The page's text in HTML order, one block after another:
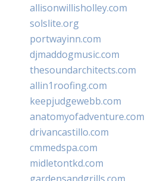
allisonwillisholley.com
solslite.org
portwayinn.com
djmaddogmusic.com
thesoundarchitects.com
allin1roofing.com
keepjudgewebb.com
anatomyofadventure.com
drivancastillo.com
cmmedspa.com
midletontkd.com